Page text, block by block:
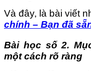
Và đây, là bài viết
chính – Bạn đã
Bài học số 2.
một cách rõ ràng